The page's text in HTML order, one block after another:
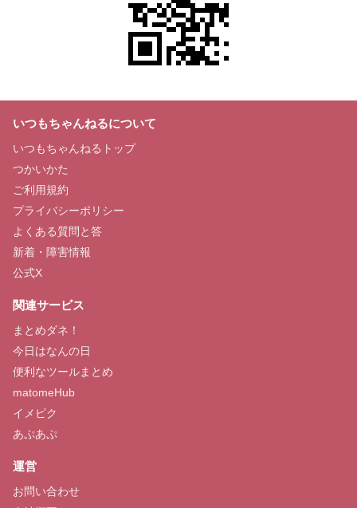
いつもちゃんねるについて
いつもちゃんねるトップ
つかいかた
ご利用規約
プライバシーポリシー
よくある質問と答
新着・障害情報
公式X
関連サービス
まとめダネ！
今日はなんの日
便利なツールまとめ
matomeHub
イメピク
あぷあぷ
運営
お問い合わせ